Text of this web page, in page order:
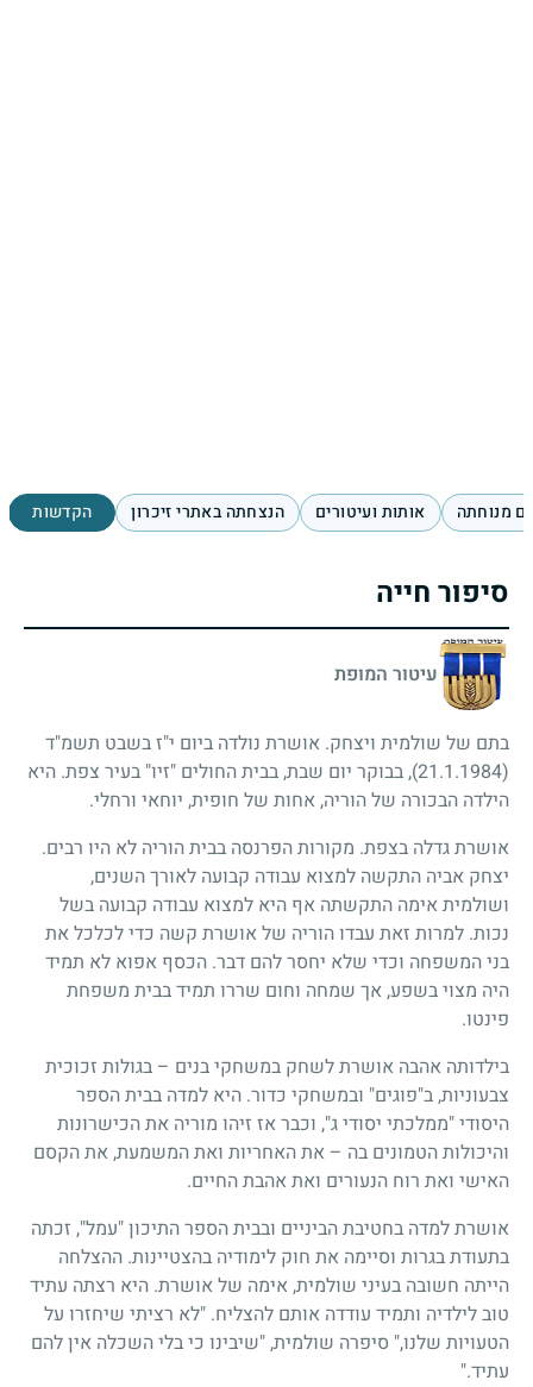
מנוחתה אותות ועיטורים הנצחתה באתרי זיכרון הקדשות
סיפור חייה
עיטור המופת
בתם של שולמית ויצחק. אושרת נולדה ביום י"ז בשבט תשמ"ד
(21.1.1984)
, בבוקר יום שבת, בבית החולים "זיו" בעיר צפת. היא
הילדה הבכורה של הוריה, אחות של חופית, יוחאי ורחלי.
אושרת גדלה בצפת. מקורות הפרנסה בבית הוריה לא היו רבים.
יצחק אביה התקשה למצוא עבודה קבועה לאורך השנים,
ושולמית אימה התקשתה אף היא למצוא עבודה קבועה בשל
נכות. למרות זאת עבדו הוריה של אושרת קשה כדי לכלכל את
בני המשפחה וכדי שלא יחסר להם דבר. הכסף אפוא לא תמיד
היה מצוי בשפע, אך שמחה וחום שררו תמיד בבית משפחת
פינטו.
בילדותה אהבה אושרת לשחק במשחקי בנים – בגולות זכוכית
צבעוניות, ב"פוגים" ובמשחקי כדור. היא למדה בבית הספר
היסודי "ממלכתי יסודי ג", וכבר אז זיהו מוריה את הכישרונות
והיכולות הטמונים בה – את האחריות ואת המשמעת, את הקסם
האישי ואת רוח הנעורים ואת אהבת החיים.
אושרת למדה בחטיבת הביניים ובבית הספר התיכון "עמל", זכתה
בתעודת בגרות וסיימה את חוק לימודיה בהצטיינות. ההצלחה
הייתה חשובה בעיני שולמית, אימה של אושרת. היא רצתה עתיד
טוב לילדיה ותמיד עודדה אותם להצליח. "לא רציתי שיחזרו על
הטעויות שלנו," סיפרה שולמית, "שיבינו כי בלי השכלה אין להם
עתיד."